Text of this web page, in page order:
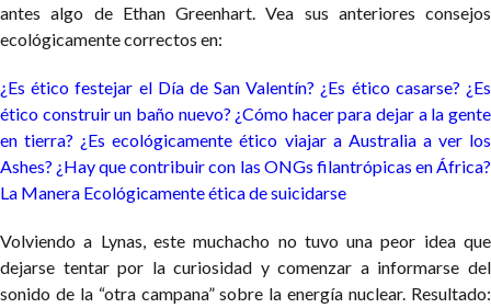
antes algo de Ethan Greenhart. Vea sus anteriores consejos
ecológicamente correctos en:
¿Es ético festejar el Día de San Valentín? ¿Es ético casarse? ¿Es
ético construir un baño nuevo? ¿Cómo hacer para dejar a la gente
en tierra? ¿Es ecológicamente ético viajar a Australia a ver los
Ashes? ¿Hay que contribuir con las ONGs filantrópicas en África?
La Manera Ecológicamente ética de suicidarse
Volviendo a Lynas, este muchacho no tuvo una peor idea que
dejarse tentar por la curiosidad y comenzar a informarse del
sonido de la “otra campana” sobre la energía nuclear. Resultado: